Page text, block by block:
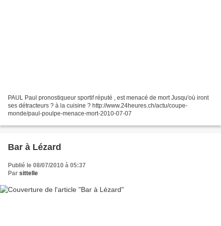
PAUL Paul pronostiqueur sportif réputé , est menacé de mort Jusqu'où iront
ses détracteurs ? à la cuisine ? http://www.24heures.ch/actu/coupe-
monde/paul-poulpe-menace-mort-2010-07-07
Bar à Lézard
Publié le 08/07/2010 à 05:37
Par sittelle